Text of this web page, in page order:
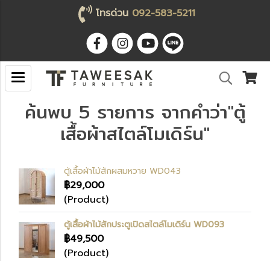
โทรด่วน 092-583-5211
ค้นพบ 5 รายการ จากคำว่า"ตู้
เสื้อผ้าสไตล์โมเดิร์น"
ตู้เสื้อผ้าไม้สักผสมหวาย WD043
฿29,000
(Product)
ตู้เสื้อผ้าไม้สักประตูเปิดสไตล์โมเดิร์น WD093
฿49,500
(Product)